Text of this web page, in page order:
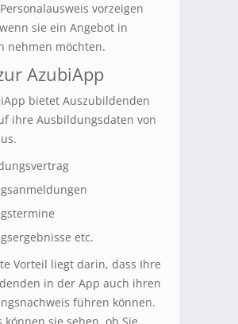
vorzeigen
sie ein Angebot in
nehmen möchten.
AzubiApp
bietet Auszubildenden
ihre Ausbildungsdaten von
etc.
Vorteil liegt darin, dass Ihre
in der App auch ihren
führen können.